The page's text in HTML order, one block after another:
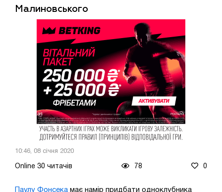
Малиновського
10:46, 08 січня 2020
Online 30 читачів 78 0
Паулу Фонсека має намір придбати одноклубника